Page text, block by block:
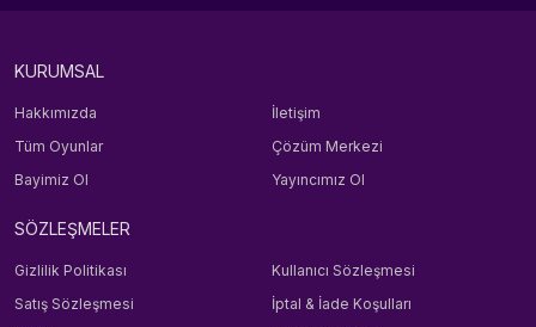
KURUMSAL
Hakkımızda
İletişim
Tüm Oyunlar
Çözüm Merkezi
Bayimiz Ol
Yayıncımız Ol
SÖZLEŞMELER
Gizlilik Politikası
Kullanıcı Sözleşmesi
Satış Sözleşmesi
İptal & İade Koşulları